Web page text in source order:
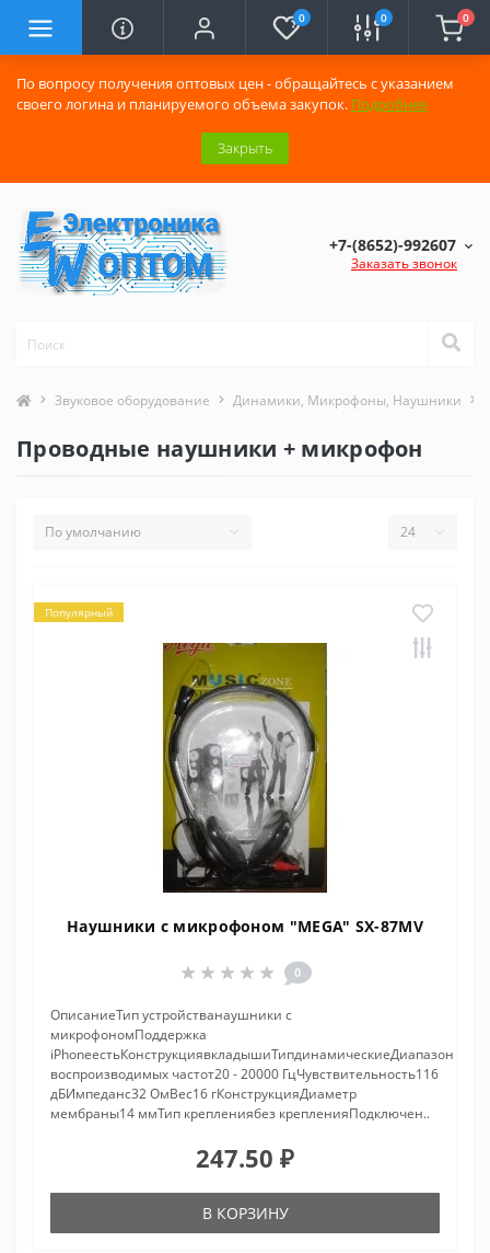
По вопросу получения оптовых цен - обращайтесь с указанием
своего логина и планируемого объема закупок. Подробнее
Закрыть
0 0 0
+7-(8652)-992607
Заказать звонок
Звуковое оборудование Динамики, Микрофоны, Наушники
Проводные наушники + микрофон
Популярный
Наушники с микрофоном "MEGA" SX-87MV
0
ОписаниеТип устройстванаушники с
микрофономПоддержка
iPhoneестьКонструкциявкладышиТипдинамическиеДиапазон
воспроизводимых частот20 - 20000 ГцЧувствительность116
дБИмпеданс32 ОмВес16 гКонструкцияДиаметр
мембраны14 ммТип креплениябез крепленияПодключен..
247.50 ₽
В КОРЗИНУ